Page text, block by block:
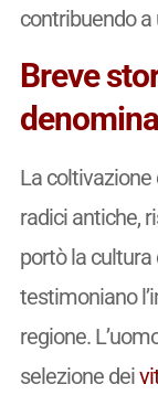
contribuendo a
Breve
La coltivazione
radici antiche,
portò la cultura
testimoniano
regione.
selezione dei